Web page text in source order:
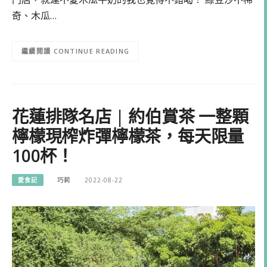
奇、木瓜…
CONTINUE READING
花蓮排隊名店 | 約伯賞茶 一整顆
檸檬現榨炸彈檸檬茶，每天限量
100杯！
愛食記 巧莉 2022-08-22